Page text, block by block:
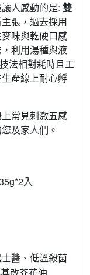
人感動的是: 雙
張，過去採用
味與乾硬口感
利用湯種與液
法相對耗時且工
產線上耐心孵
常見刺激五感
及家人們。
入
醬、低溫殺菌